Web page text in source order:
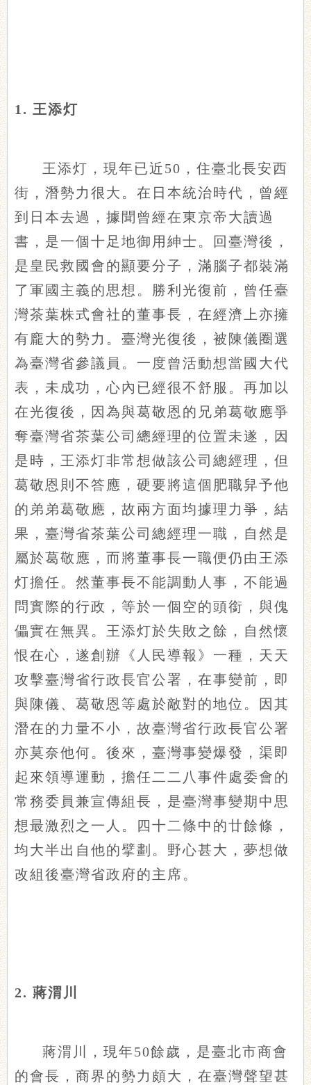
1. 王添灯
王添灯，現年已近50，住臺北長安西
街，潛勢力很大。在日本統治時代，曾經
到日本去過，據聞曾經在東京帝大讀過
書，是一個十足地御用紳士。回臺灣後，
是皇民救國會的顯要分子，滿腦子都裝滿
了軍國主義的思想。勝利光復前，曾任臺
灣茶葉株式會社的董事長，在經濟上亦擁
有龐大的勢力。臺灣光復後，被陳儀圈選
為臺灣省參議員。一度曾活動想當國大代
表，未成功，心內已經很不舒服。再加以
在光復後，因為與葛敬恩的兄弟葛敬應爭
奪臺灣省茶葉公司總經理的位置未遂，因
是時，王添灯非常想做該公司總經理，但
葛敬恩則不答應，硬要將這個肥職舁予他
的弟弟葛敬應，故兩方面均據理力爭，結
果，臺灣省茶葉公司總經理一職，自然是
屬於葛敬應，而將董事長一職便仍由王添
灯擔任。然董事長不能調動人事，不能過
問實際的行政，等於一個空的頭銜，與傀
儡實在無異。王添灯於失敗之餘，自然懷
恨在心，遂創辦《人民導報》一種，天天
攻擊臺灣省行政長官公署，在事變前，即
與陳儀、葛敬恩等處於敵對的地位。因其
潛在的力量不小，故臺灣省行政長官公署
亦莫奈他何。後來，臺灣事變爆發，渠即
起來領導運動，擔任二二八事件處委會的
常務委員兼宣傳組長，是臺灣事變期中思
想最激烈之一人。四十二條中的廿餘條，
均大半出自他的擘劃。野心甚大，夢想做
改組後臺灣省政府的主席。
2. 蔣渭川
蔣渭川，現年50餘歲，是臺北市商會
的會長，商界的勢力頗大，在臺灣聲望甚